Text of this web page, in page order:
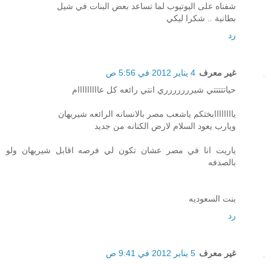
شفناه على اليوتيوب لما تساعد بعض البنات في شيل
بطانية .. شكرا ليكي
رد
غير معرف 4 يناير 2012 في 5:56 ص
حياتتتتتي شيررررررري انتي رائعه كل عااااااااام
ياااااااابختكم ياشعب مصر بالانسانه الرائعه شيريهان
ويارب يعود السلام لارض الكنانه من جديد
ياريت انا في مصر عشان تكون لي فرصه اقابل شيريهان ولو
بالصدفه
بنت السعوديه
رد
غير معرف 5 يناير 2012 في 9:41 ص